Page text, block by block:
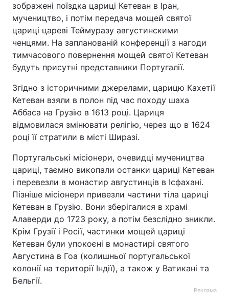
зображені поїздка цариці Кетеван в Іран,
мучеництво, і потім передача мощей святої
цариці цареві Теймуразу августинскими
ченцями. На запланованій конференції з нагоди
тимчасового повернення мощей святої Кетеван
будуть присутні представники Португалії.
Згідно з історичними джерелами, царицю Кахетії
Кетеван взяли в полон під час походу шаха
Аббаса на Грузію в 1613 році. Цариця
відмовилася змінювати релігію, через що в 1624
році її стратили в місті Ширазі.
Португальські місіонери, очевидці мучеництва
цариці, таємно викопали останки цариці Кетеван
і перевезли в монастир августинців в Ісфахані.
Пізніше місіонери привезли частини тіла цариці
Кетеван в Грузію. Вони зберігалися в храмі
Алаверди до 1723 року, а потім безслідно зникли.
Крім Грузії і Росії, частинки мощей цариці
Кетеван були упокоєні в монастирі святого
Августина в Гоа (колишньої португальської
колонії на території Індії), а також у Ватикані та
Бельгії.
Реклама